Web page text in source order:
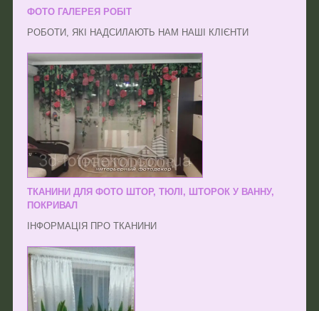
ФОТО ГАЛЕРЕЯ РОБІТ
РОБОТИ, ЯКІ НАДСИЛАЮТЬ НАМ НАШІ КЛІЄНТИ
ТКАНИНИ ДЛЯ ФОТО ШТОР, ТЮЛІ, ШТОРОК У ВАННУ,
ПОКРИВАЛ
ІНФОРМАЦІЯ ПРО ТКАНИНИ